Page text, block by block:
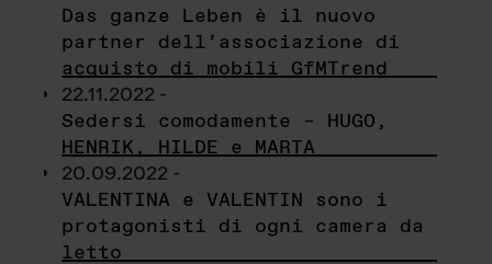
Das ganze Leben è il nuovo
partner dell’associazione di
acquisto di mobili GfMTrend
22.11.2022 -
Sedersi comodamente – HUGO,
HENRIK, HILDE e MARTA
20.09.2022 -
VALENTINA e VALENTIN sono i
protagonisti di ogni camera da
letto